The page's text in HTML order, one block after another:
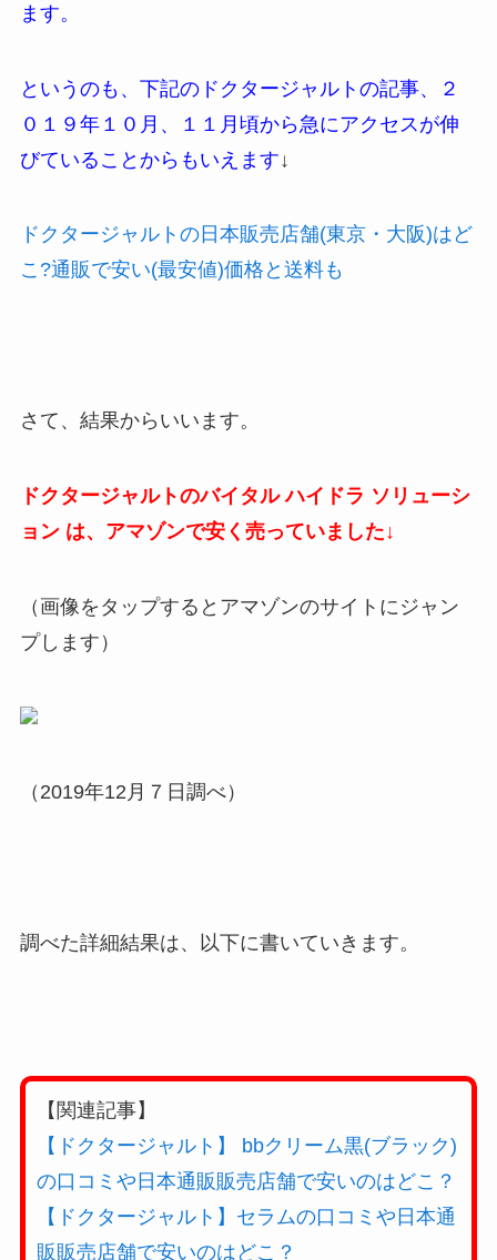
ます。
というのも、下記のドクタージャルトの記事、２
０１９年１０月、１１月頃から急にアクセスが伸
びていることからもいえます↓
ドクタージャルトの日本販売店舗(東京・大阪)はど
こ?通販で安い(最安値)価格と送料も
さて、結果からいいます。
ドクタージャルトのバイタル ハイドラ ソリューシ
ョン は、アマゾンで安く 売っていました↓
（画像をタップするとアマゾンのサイトにジャン
プします）
（2019年12月７日調べ）
調べた詳細結果は、以下に書いていきます。
【関連記事】
【ドクタージャルト】 bbクリーム黒(ブラック)
の口コミや日本通販販売店舗で安いのはどこ？
【ドクタージャルト】セラムの口コミや日本通
販販売店舗で安いのはどこ？